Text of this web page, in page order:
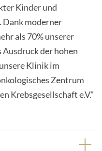
Kinder und
Dank moderner
als 70% unserer
der hohen
Klinik im
Zentrum
Krebsgesellschaft e.V."